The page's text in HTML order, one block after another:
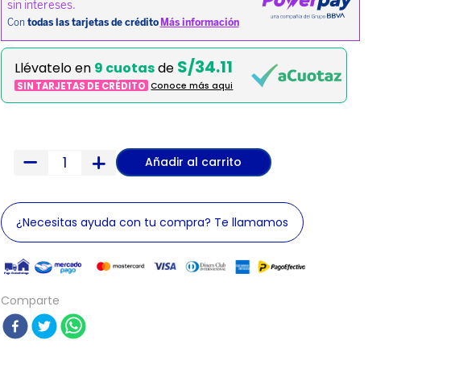
Llévatelo en 9 cuotasde S/34.11
SIN TARJETAS DE CRÉDITO Conoce más aqui
Añadir al carrito
¿Necesitas ayuda con tu compra? Te llamamos
Comparte